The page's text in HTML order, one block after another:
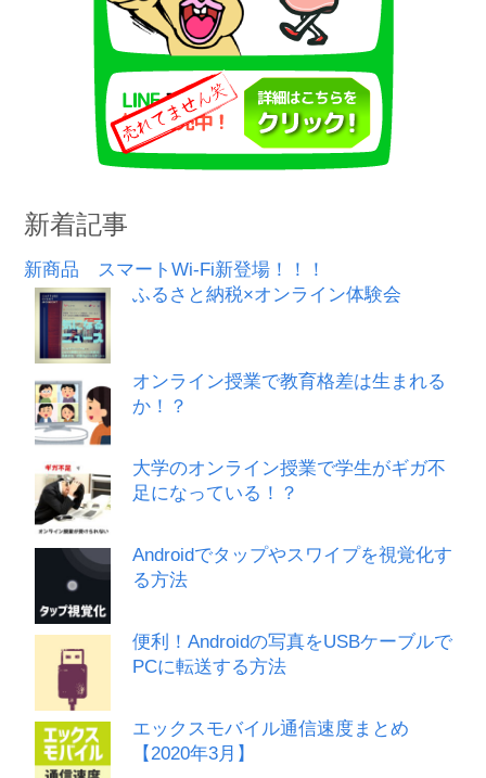
新着記事
新商品 スマートWi-Fi新登場！！！
ふるさと納税×オンライン体験会
オンライン授業で教育格差は生まれる
か！？
大学のオンライン授業で学生がギガ不
足になっている！？
Androidでタップやスワイプを視覚化す
る方法
便利！Androidの写真をUSBケーブルで
PCに転送する方法
エックスモバイル通信速度まとめ
【2020年3月】